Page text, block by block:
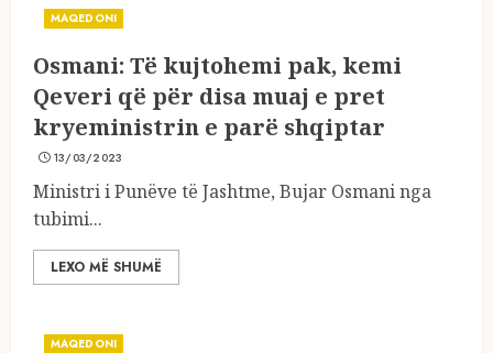
MAQEDONI
Osmani: Të kujtohemi pak, kemi
Qeveri që për disa muaj e pret
kryeministrin e parë shqiptar
13/03/2023
Ministri i Punëve të Jashtme, Bujar Osmani nga
tubimi...
LEXO MË SHUMË
MAQEDONI